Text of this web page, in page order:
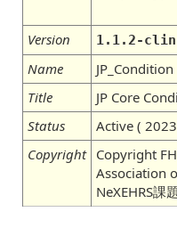
Version 1.1.2-
Name
JP_Condition
Title
JP Core
Status
Active (
Copyright Copyright
Association
NeXEHRS課